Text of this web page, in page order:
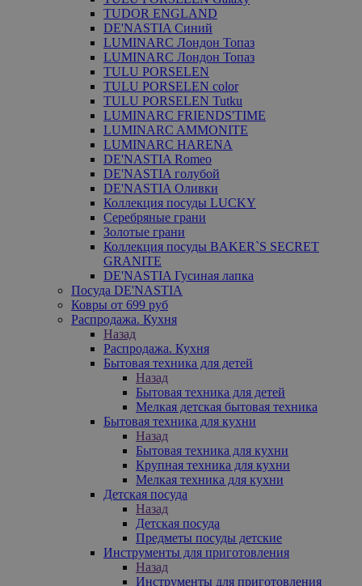
TUDOR ENGLAND
DE'NASTIA Синий
LUMINARC Лондон Топаз
LUMINARC Лондон Топаз
TULU PORSELEN
TULU PORSELEN color
TULU PORSELEN Tutku
LUMINARC FRIENDS'TIME
LUMINARC AMMONITE
LUMINARC HARENA
DE'NASTIA Romeo
DE'NASTIA голубой
DE'NASTIA Оливки
Коллекция посуды LUCKY
Серебряные грани
Золотые грани
Коллекция посуды BAKER`S SECRET
GRANITE
DE'NASTIA Гусиная лапка
Посуда DE'NASTIA
Ковры от 699 руб
Распродажа. Кухня
Назад
Распродажа. Кухня
Бытовая техника для детей
Назад
Бытовая техника для детей
Мелкая детская бытовая техника
Бытовая техника для кухни
Назад
Бытовая техника для кухни
Крупная техника для кухни
Мелкая техника для кухни
Детская посуда
Назад
Детская посуда
Предметы посуды детские
Инструменты для приготовления
Назад
Инструменты для приготовления